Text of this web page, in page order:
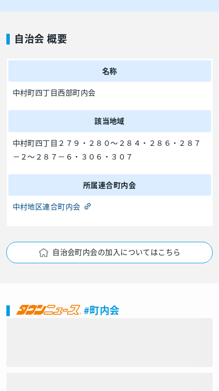
自治会 概要
名称
中村町四丁目西部町内会
該当地域
中村町四丁目２７９・２８０～２８４・２８６・２８７
－２～２８７－６・３０６・３０７
所属連合町内会
中村地区連合町内会
自治会町内会の加入についてはこちら
#町内会